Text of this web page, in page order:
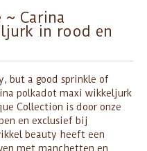
Carina
in rood en
but a good sprinkle of
polkadot maxi wikkeljurk
Collection is door onze
en exclusief bij
beauty heeft een
met manchetten en